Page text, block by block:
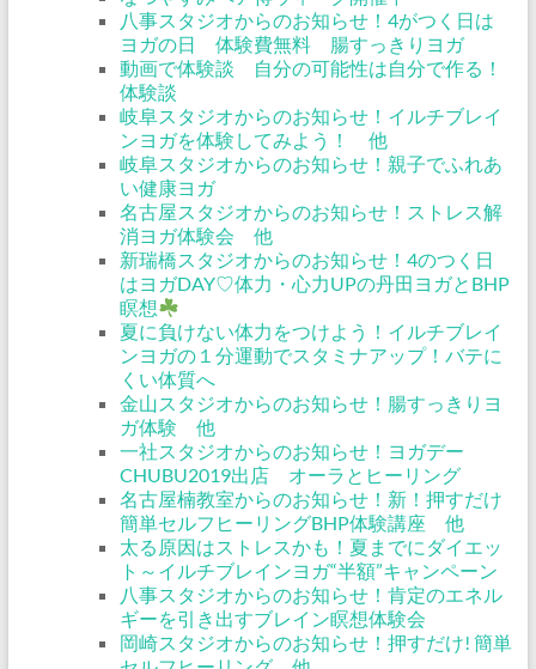
八事スタジオからのお知らせ！4がつく日は
ヨガの日 体験費無料 腸すっきりヨガ
動画で体験談 自分の可能性は自分で作る！
体験談
岐阜スタジオからのお知らせ！イルチブレイ
ンヨガを体験してみよう！ 他
岐阜スタジオからのお知らせ！親子でふれあ
い健康ヨガ
名古屋スタジオからのお知らせ！ストレス解
消ヨガ体験会 他
新瑞橋スタジオからのお知らせ！4のつく日
はヨガDAY♡体力・心力UPの丹田ヨガとBHP
瞑想
夏に負けない体力をつけよう！イルチブレイ
ンヨガの１分運動でスタミナアップ！バテに
くい体質へ
金山スタジオからのお知らせ！腸すっきりヨ
ガ体験 他
一社スタジオからのお知らせ！ヨガデー
CHUBU2019出店 オーラとヒーリング
名古屋楠教室からのお知らせ！新！押すだけ
簡単セルフヒーリングBHP体験講座 他
太る原因はストレスかも！夏までにダイエッ
ト～イルチブレインヨガ“半額”キャンペーン
八事スタジオからのお知らせ！肯定のエネル
ギーを引き出すブレイン瞑想体験会
岡崎スタジオからのお知らせ！押すだけ! 簡単